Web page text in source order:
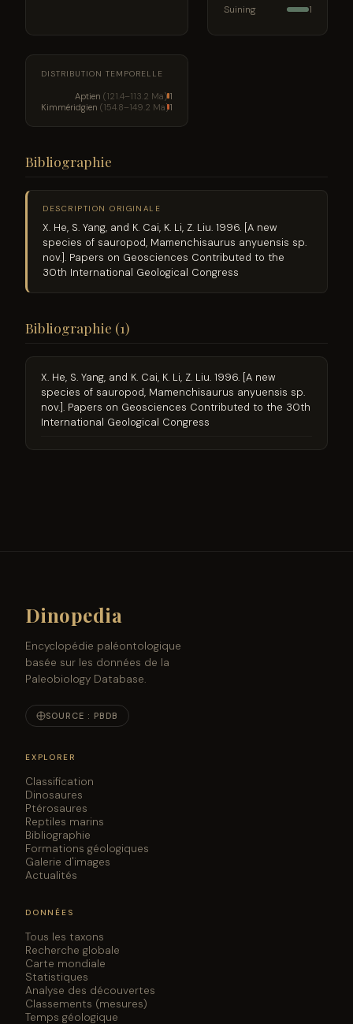
Suining 1
DISTRIBUTION TEMPORELLE
Aptien (121.4–113.2 Ma) 1
Kimméridgien (154.8–149.2 Ma)1
Bibliographie
DESCRIPTION ORIGINALE
X. He, S. Yang, and K. Cai, K. Li, Z. Liu. 1996. [A new
species of sauropod, Mamenchisaurus anyuensis sp.
nov.]. Papers on Geosciences Contributed to the
30th International Geological Congress
Bibliographie (1)
X. He, S. Yang, and K. Cai, K. Li, Z. Liu. 1996. [A new
species of sauropod, Mamenchisaurus anyuensis sp.
nov.]. Papers on Geosciences Contributed to the 30th
International Geological Congress
Dinopedia
Encyclopédie paléontologique
basée sur les données de la
Paleobiology Database.
SOURCE : PBDB
EXPLORER
Classification
Dinosaures
Ptérosaures
Reptiles marins
Bibliographie
Formations géologiques
Galerie d'images
Actualités
DONNÉES
Tous les taxons
Recherche globale
Carte mondiale
Statistiques
Analyse des découvertes
Classements (mesures)
Temps géologique